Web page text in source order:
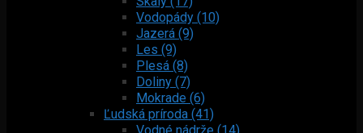
Vodopády (10)
Jazerá (9)
Les (9)
Plesá (8)
Doliny (7)
Mokrade (6)
Ľudská príroda (41)